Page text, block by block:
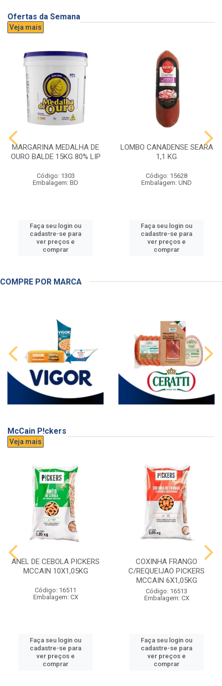
Ofertas da Semana
Veja mais
MARGARINA MEDALHA DE
OURO BALDE 15KG 80% LIP
Código: 1303
Embalagem: BD
Faça seu login ou
cadastre-se para
ver preços e
comprar
LOMBO CANADENSE SEARA
1,1 KG
Código: 15628
Embalagem: UND
Faça seu login ou
cadastre-se para
ver preços e
comprar
COMPRE POR MARCA
McCain P!ckers
Veja mais
ANEL DE CEBOLA PICKERS
MCCAIN 10X1,05KG
Código: 16511
Embalagem: CX
Faça seu login ou
cadastre-se para
ver preços e
comprar
COXINHA FRANGO
C/REQUEIJAO PICKERS
MCCAIN 6X1,05KG
Código: 16513
Embalagem: CX
Faça seu login ou
cadastre-se para
ver preços e
comprar